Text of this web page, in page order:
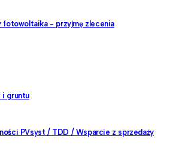
fotowoltaika - przyjmę zlecenia
i gruntu
PVsyst / TDD / Wsparcie z sprzedaży